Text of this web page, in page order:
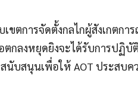
ขตการจัดตั้งกลไกผู้สังเกตกา
อตกลงหยุดยิงจะได้รับการปฏิ
บสนุนเพื่อให้ AOT ประสบค